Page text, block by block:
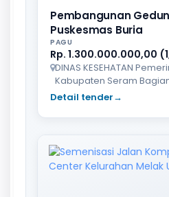
Pembangunan
Puskesmas Buria
PAGU
Rp. 1.300.000.000,00
DINAS KESEHATAN
Kabupaten Seram
Detail tender→